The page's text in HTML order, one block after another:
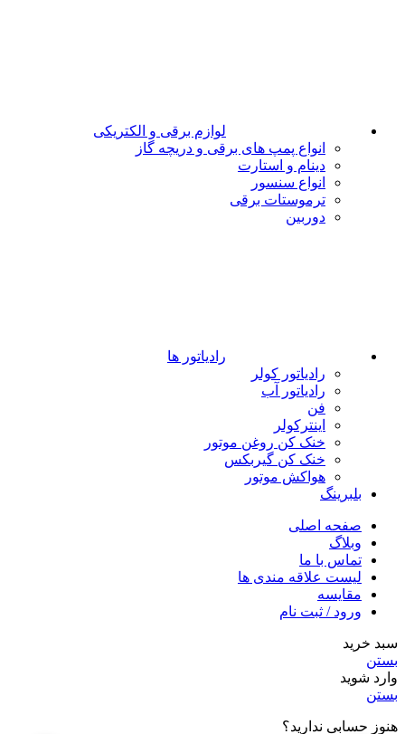
لوازم برقی و الکتریکی
انواع پمپ های برقی و دریچه گاز
دینام و استارت
انواع سنسور
ترموستات برقی
دوربین
رادیاتور ها
رادیاتور کولر
رادیاتور آب
فن
اینترکولر
خنک کن روغن موتور
خنک کن گیربکس
هواکش موتور
بلبرینگ
صفحه اصلی
وبلاگ
تماس با ما
لیست علاقه مندی ها
مقایسه
ورود / ثبت نام
سبد خرید
بستن
وارد شوید
بستن
هنوز حسابی ندارید؟